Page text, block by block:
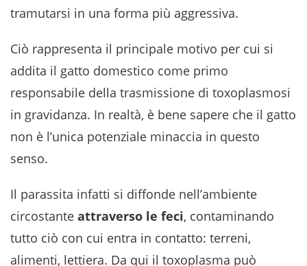
tramutarsi in una forma più aggressiva.
Ciò rappresenta il principale motivo per cui si
addita il gatto domestico come primo
responsabile della trasmissione di toxoplasmosi
in gravidanza. In realtà, è bene sapere che il gatto
non è l’unica potenziale minaccia in questo
senso.
Il parassita infatti si diffonde nell’ambiente
circostante attraverso le feci, contaminando
tutto ciò con cui entra in contatto: terreni,
alimenti, lettiera. Da qui il toxoplasma può